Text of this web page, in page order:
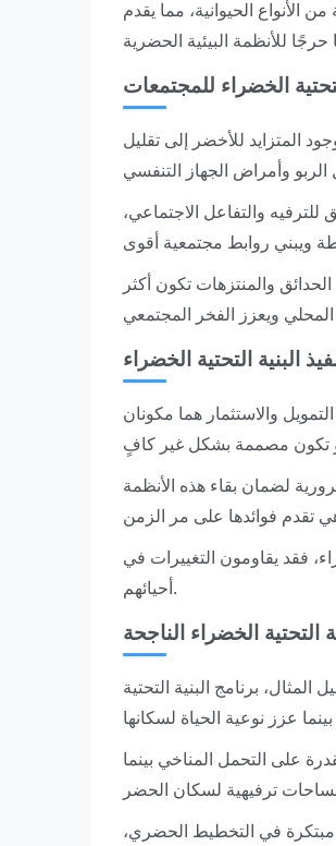
الأنواع الحيوانية، مما يقدم
الخضراء للمجتمعات
المتزايد للأخضر إلى تقليل
والتفاعل الاجتماعي،
والمنتزهات تكون أكثر
البنية التحتية الخضراء
والاستثمار هما مكونان
لضمان بقاء هذه الأنظمة
فقد يقاومون التغييرات في
أحيائهم.
التحتية الخضراء الناجحة
برنامج البنية التحتية
على التحمل المناخي بينما
مبتكرة في التخطيط الحضري،